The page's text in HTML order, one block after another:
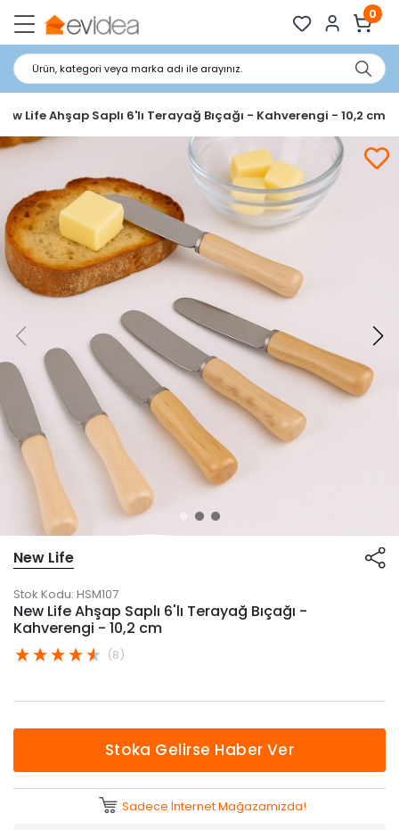
0
Ürün, kategori veya marka adı ile arayınız.
Life Ahşap Saplı 6'lı Terayağ Bıçağı - Kahverengi - 10,2 cm
New Life
Stok Kodu: HSM107
New Life Ahşap Saplı 6'lı Terayağ Bıçağı -
Kahverengi - 10,2 cm
(8)
Stoka Gelirse Haber Ver
Sadece İnternet Mağazamızda!